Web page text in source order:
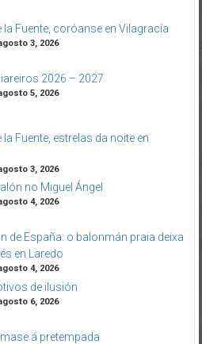
la Fuente, coróanse en Vilagracía
3, 2026
2026 – 2027
5, 2026
la Fuente, estrelas da noite en
3, 2026
no Miguel Ángel
4, 2026
de España: o balonmán praia deixa
en Laredo
4, 2026
de ilusión
6, 2026
á pretempada